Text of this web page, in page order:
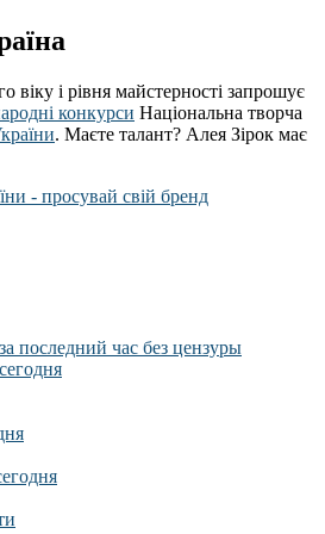
віку і рівня майстерності запрошує
конкурси Національна творча
. Маєте талант? Алея Зірок має
последний час без цензуры